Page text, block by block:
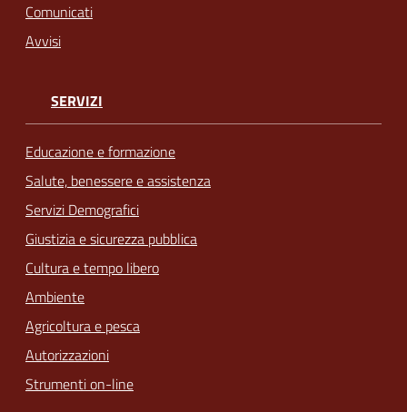
Comunicati
Avvisi
SERVIZI
Educazione e formazione
Salute, benessere e assistenza
Servizi Demografici
Giustizia e sicurezza pubblica
Cultura e tempo libero
Ambiente
Agricoltura e pesca
Autorizzazioni
Strumenti on-line